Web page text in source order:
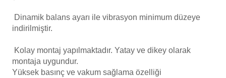
Kuvars Cam
Olimpik Havuz
Dinamik balans ayarı ile vibrasyon minimum düzeye
indirilmiştir.
Kolay montaj yapılmaktadır. Yatay ve dikey olarak
montaja uygundur.
Yüksek basınç ve vakum sağlama özelliği